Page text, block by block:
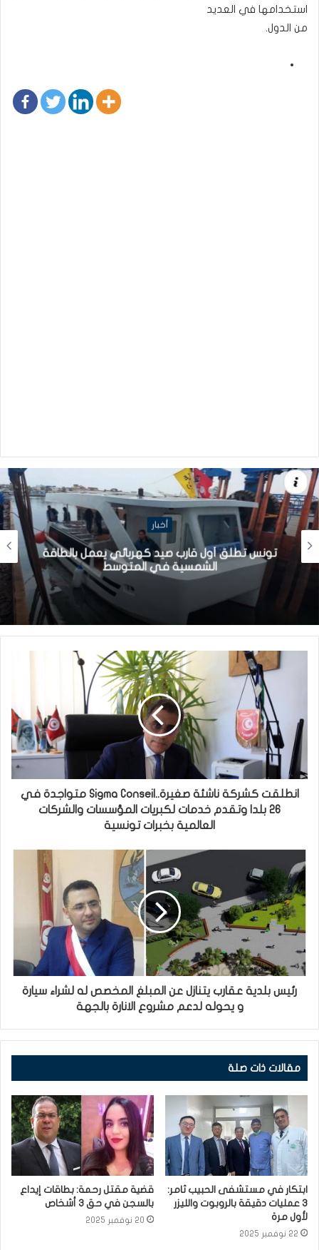
استخدامها في العديد
من الدول.
أخبار
تونس تطلق أول قارب صيد كهربائي يعمل بالطاقة
الشمسية في المتوسط
انطلقت كشركة ناشئة صغيرة..Sigma Conseil متواجدة في
26 بلدا وتقدم خدمات لكبريات المؤسسات والشركات
العالمية بخبرات تونسية
رئيس بلدية عقارب يتنازل عن المبلغ المخصص له لشراء سيارة
و يحوله لدعم مشروع الانارة بالجهة
مقالات ذات صلة
ابتكار في مستشفى الحبيب ثامر:
3 عمليات دقيقة بالروبوت والليزر
لأول مرة
22 نوفمبر 2025
قضية مقتل رحمة: بطاقات إيداع
بالسجن في حق 3 أشخاص
20 نوفمبر 2025